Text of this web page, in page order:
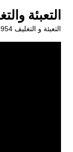
المحتوى
التعبئة
التعبئة و التغليف 01211116954 – 01211116956 – 01211116958